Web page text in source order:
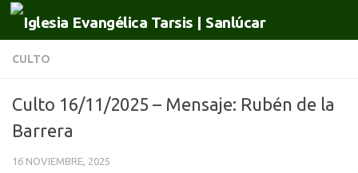
Saltar al contenido
CULTO
Culto 16/11/2025 – Mensaje: Rubén de la
Barrera
16 NOVIEMBRE, 2025